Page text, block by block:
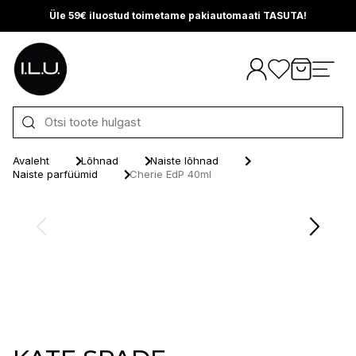
Üle 59€ iluostud toimetame pakiautomaati TASUTA!
Otse sisu juurde
Avaleht Lõhnad
Naiste lõhnad
Naiste parfüümid
Cherie EdP 40ml